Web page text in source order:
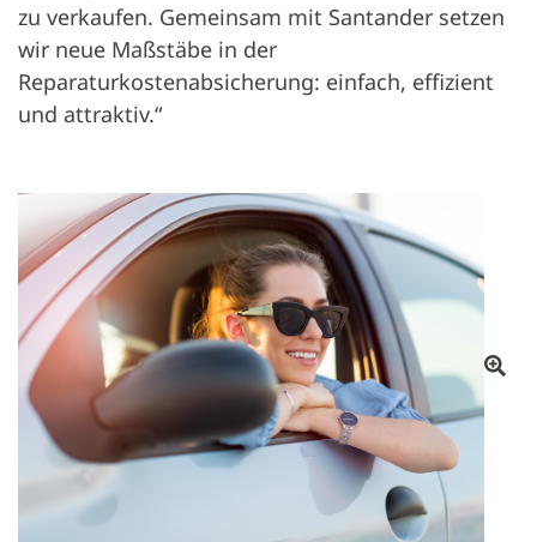
zu verkaufen. Gemeinsam mit Santander setzen
wir neue Maßstäbe in der
Reparaturkostenabsicherung: einfach, effizient
und attraktiv.“